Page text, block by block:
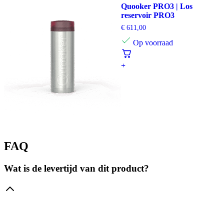
Quooker PRO3 | Los
reservoir PRO3
€611,00
Op voorraad
+
FAQ
Wat is de levertijd van dit product?